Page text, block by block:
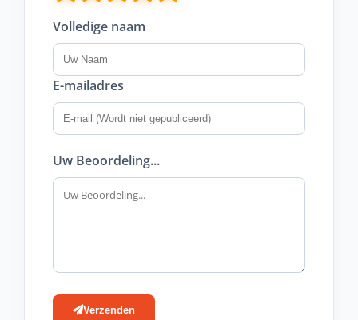
Volledige naam
E-mailadres
Uw Beoordeling...
Verzenden